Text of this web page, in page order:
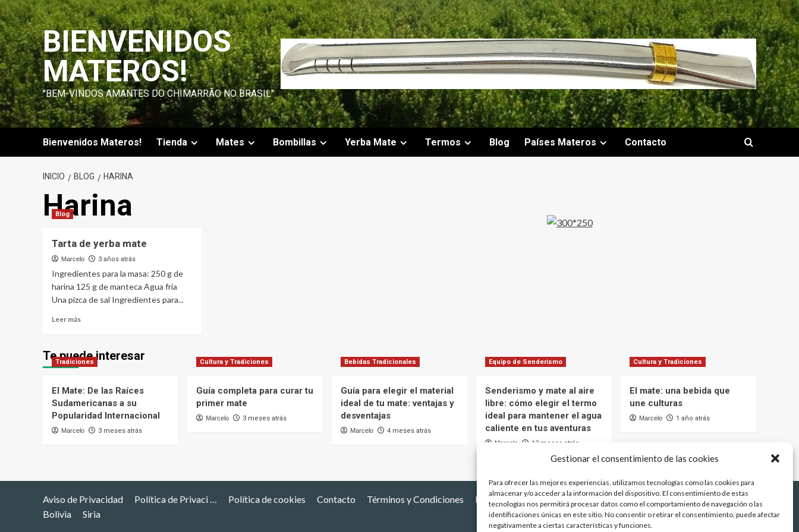
Gestionar el consentimiento de las cookies
Para ofrecer las mejores experiencias, utilizamos tecnologías como las cookies para
almacenar y/o acceder a la información del dispositivo. El consentimiento de estas
tecnologías nos permitirá procesar datos como el comportamiento de navegación o las
identificaciones únicas en este sitio. No consentir o retirar el consentimiento, puede afectar
negativamente a ciertas características y funciones.
Saltar
al
contenido BIENVENIDOS
MATEROS!
"BEM-VINDOS AMANTES DO CHIMARRÃO NO BRASIL"
Bienvenidos Materos! Tienda Mates Bombillas Yerba Mate Termos Blog Países Materos Contacto
INICIO BLOG HARINA
Harina
Blog
Tarta de yerba mate
Marcelo 3 años atrás
Ingredientes para la masa: 250 g de
harina 125 g de manteca Agua fría
Una pizca de sal Ingredientes para...
Leer más
Tarta
de
mate
Te puede interesar
Tradiciones
El Mate: De las Raíces
Sudamericanas a su
Popularidad Internacional
Marcelo 3 meses atrás
Cultura y Tradiciones
Guía completa para curar tu
primer mate
Marcelo 3 meses atrás
Bebidas Tradicionales
Guía para elegir el material
ideal de tu mate: ventajas y
desventajas
Marcelo 4 meses atrás
Equipo de Senderismo
Senderismo y mate al aire
libre: cómo elegir el termo
ideal para mantener el agua
caliente en tus aventuras
Marcelo 12 meses atrás
Cultura y Tradiciones
El mate: una bebida que
une culturas
Marcelo 1 año atrás
Aviso de Privacidad Política de Privaci … Política de cookies Contacto Términos y Condiciones Países Materos Argentina Uruguay Paraguay
Brasil
Bolivia
Siria